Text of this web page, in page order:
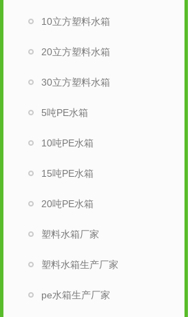
10立方塑料水箱
20立方塑料水箱
30立方塑料水箱
5吨PE水箱
10吨PE水箱
15吨PE水箱
20吨PE水箱
塑料水箱厂家
塑料水箱生产厂家
pe水箱生产厂家